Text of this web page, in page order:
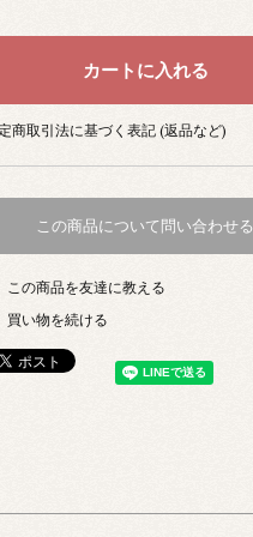
商取引法に基づく表記 (返品など)
この商品について問い合わせる
この商品を友達に教える
買い物を続ける